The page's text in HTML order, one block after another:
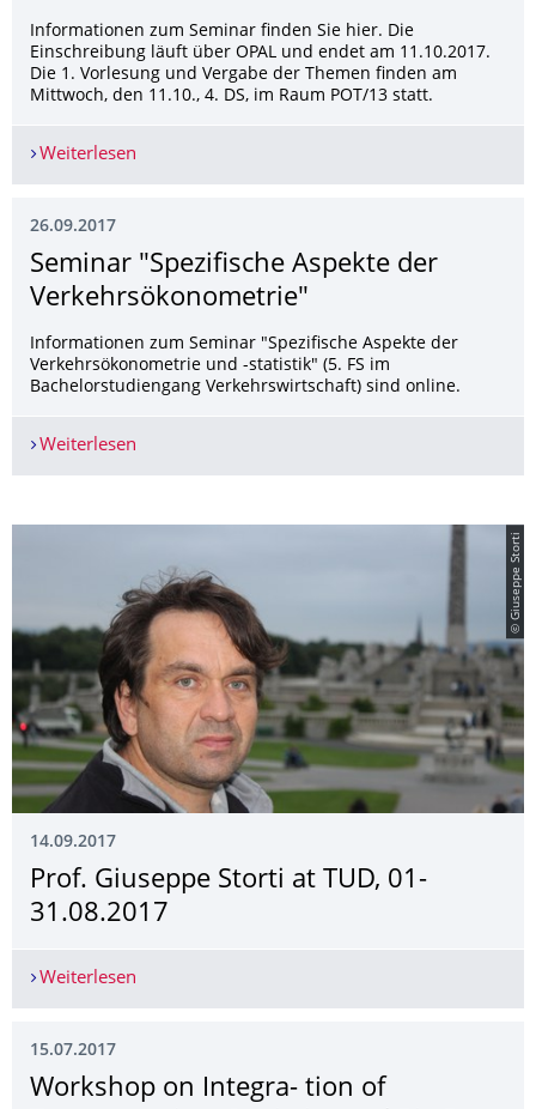
Informationen zum Seminar finden Sie hier. Die
Einschreibung läuft über OPAL und endet am 11.10.2017.
Die 1. Vorlesung und Vergabe der Themen finden am
Mittwoch, den 11.10., 4. DS, im Raum POT/13 statt.
Weiterlesen
26.09.2017
Seminar "Spezifische Aspekte der
Verkehrsökonome­trie"
Informationen zum Seminar "Spezifische Aspekte der
Verkehrsökonometrie und -statistik" (5. FS im
Bachelorstudiengang Verkehrswirtschaft) sind online.
Weiterlesen
© Giuseppe Storti
14.09.2017
Prof. Giuseppe Storti at TUD, 01-
31.08.2017
Weiterlesen
15.07.2017
Workshop on Integra- tion of